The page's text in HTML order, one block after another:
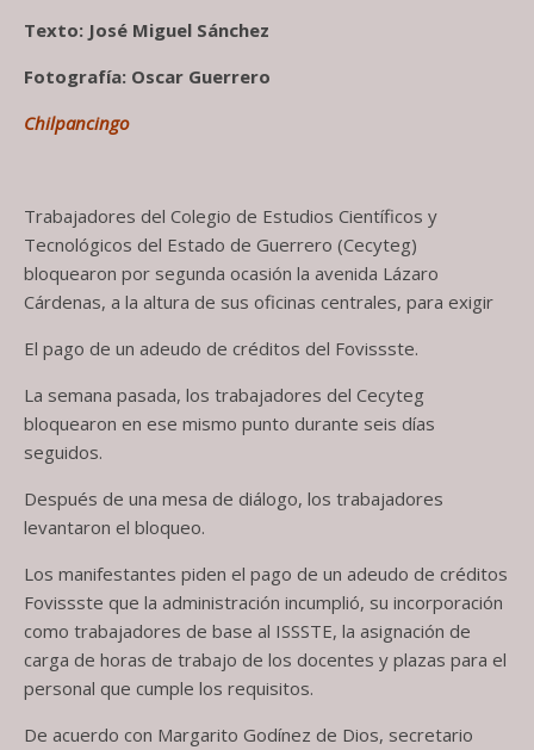
Texto: José Miguel Sánchez
Fotografía: Oscar Guerrero
Chilpancingo
Trabajadores del Colegio de Estudios Científicos y
Tecnológicos del Estado de Guerrero (Cecyteg)
bloquearon por segunda ocasión la avenida Lázaro
Cárdenas, a la altura de sus oficinas centrales, para exigir
El pago de un adeudo de créditos del Fovissste.
La semana pasada, los trabajadores del Cecyteg
bloquearon en ese mismo punto durante seis días
seguidos.
Después de una mesa de diálogo, los trabajadores
levantaron el bloqueo.
Los manifestantes piden el pago de un adeudo de créditos
Fovissste que la administración incumplió, su incorporación
como trabajadores de base al ISSSTE, la asignación de
carga de horas de trabajo de los docentes y plazas para el
personal que cumple los requisitos.
De acuerdo con Margarito Godínez de Dios, secretario